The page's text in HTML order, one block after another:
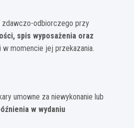
zdawczo-odbiorczego przy
spis wyposażenia oraz
momencie jej przekazania.
umowne za niewykonanie lub
w wydaniu